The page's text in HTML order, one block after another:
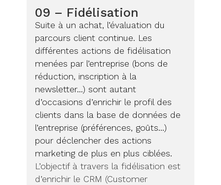
09 – Fidélisation
Suite à un achat, l’évaluation du
parcours client continue. Les
différentes actions de fidélisation
menées par l’entreprise (bons de
réduction, inscription à la
newsletter…) sont autant
d’occasions d’enrichir le profil des
clients dans la base de données de
l’entreprise (préférences, goûts…)
pour déclencher des actions
marketing de plus en plus ciblées.
L’objectif à travers la fidélisation est
d’enrichir le CRM (Customer